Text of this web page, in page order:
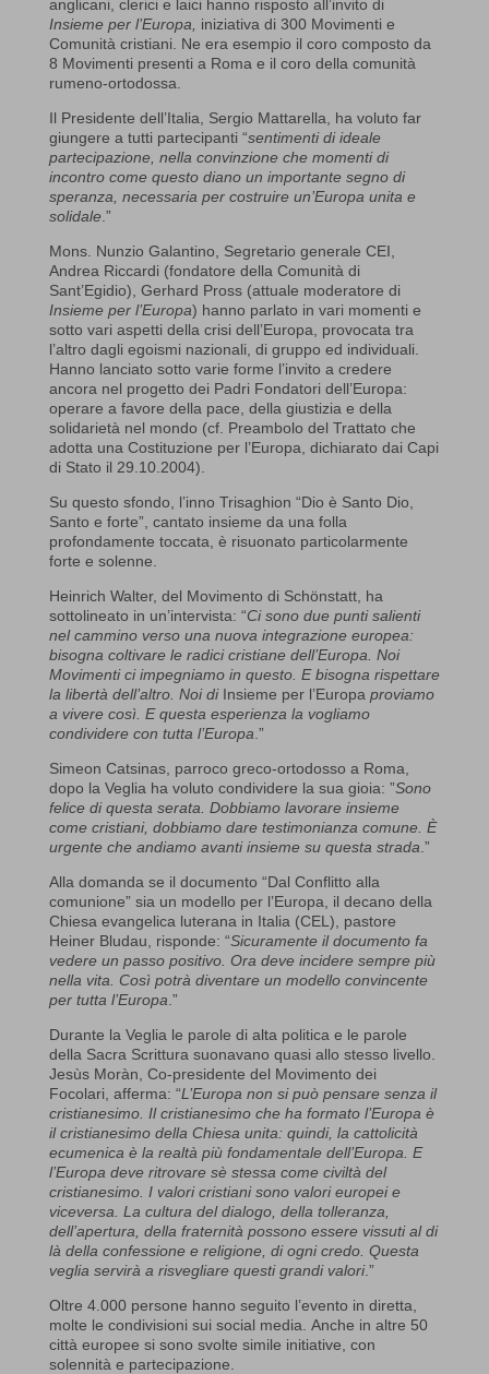
anglicani, clerici e laici hanno risposto all’invito di
Insieme per l’Europa,
iniziativa di 300 Movimenti e
Comunità cristiani. Ne era esempio il coro composto da
8 Movimenti presenti a Roma e il coro della comunità
rumeno-ortodossa.
Il Presidente dell’Italia, Sergio Mattarella, ha voluto far
giungere a tutti partecipanti “sentimenti di ideale
partecipazione, nella convinzione che momenti di
incontro come questo diano un importante segno di
speranza, necessaria per costruire un’Europa unita e
solidale.”
Mons. Nunzio Galantino, Segretario generale CEI,
Andrea Riccardi (fondatore della Comunità di
Sant’Egidio), Gerhard Pross (attuale moderatore di
Insieme per l’Europa) hanno parlato in vari momenti e
sotto vari aspetti della crisi dell’Europa, provocata tra
l’altro dagli egoismi nazionali, di gruppo ed individuali.
Hanno lanciato sotto varie forme l’invito a credere
ancora nel progetto dei Padri Fondatori dell’Europa:
operare a favore della pace, della giustizia e della
solidarietà nel mondo (cf. Preambolo del Trattato che
adotta una Costituzione per l’Europa, dichiarato dai Capi
di Stato il 29.10.2004).
Su questo sfondo, l’inno Trisaghion “Dio è Santo Dio,
Santo e forte”, cantato insieme da una folla
profondamente toccata, è risuonato particolarmente
forte e solenne.
Heinrich Walter, del Movimento di Schönstatt, ha
sottolineato in un’intervista: “Ci sono due punti salienti
nel cammino verso una nuova integrazione europea:
bisogna coltivare le radici cristiane dell’Europa. Noi
Movimenti ci impegniamo in questo. E bisogna rispettare
la libertà dell’altro. Noi di Insieme per l’Europa proviamo
a vivere così. E questa esperienza la vogliamo
condividere con tutta l’Europa .”
Simeon Catsinas, parroco greco-ortodosso a Roma,
dopo la Veglia ha voluto condividere la sua gioia: ”Sono
felice di questa serata. Dobbiamo lavorare insieme
come cristiani, dobbiamo dare testimonianza comune. È
urgente che andiamo avanti insieme su questa strada .”
Alla domanda se il documento “Dal Conflitto alla
comunione” sia un modello per l’Europa, il decano della
Chiesa evangelica luterana in Italia (CEL), pastore
Heiner Bludau, risponde: “Sicuramente il documento fa
vedere un passo positivo. Ora deve incidere sempre più
nella vita. Così potrà diventare un modello convincente
per tutta l’Europa .”
Durante la Veglia le parole di alta politica e le parole
della Sacra Scrittura suonavano quasi allo stesso livello.
Jesùs Moràn, Co-presidente del Movimento dei
Focolari, afferma: “L’Europa non si può pensare senza il
cristianesimo. Il cristianesimo che ha formato l’Europa è
il cristianesimo della Chiesa unita: quindi, la cattolicità
ecumenica è la realtà più fondamentale dell’Europa. E
l’Europa deve ritrovare sè stessa come civiltà del
cristianesimo. I valori cristiani sono valori europei e
viceversa. La cultura del dialogo, della tolleranza,
dell’apertura, della fraternità possono essere vissuti al di
là della confessione e religione, di ogni credo. Questa
veglia servirà a risvegliare questi grandi valori.”
Oltre 4.000 persone hanno seguito l’evento in diretta,
molte le condivisioni sui social media. Anche in altre 50
città europee si sono svolte simile initiative, con
solennità e partecipazione.